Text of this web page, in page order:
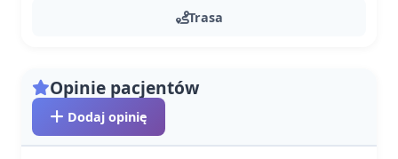
Trasa
Opinie pacjentów
Dodaj opinię